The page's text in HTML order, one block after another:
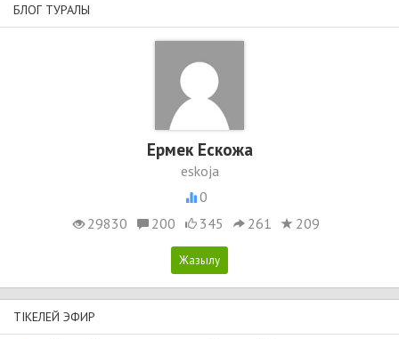
БЛОГ ТУРАЛЫ
Ермек Ескожа
eskoja
0
29830
200 345 261 209
ТІКЕЛЕЙ ЭФИР